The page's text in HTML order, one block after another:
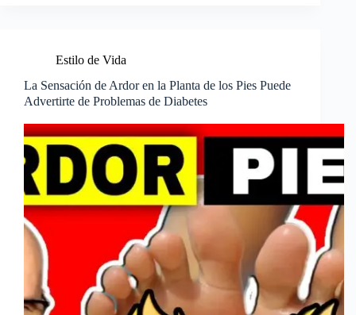
Estilo de Vida
La Sensación de Ardor en la Planta de los Pies Puede
Advertirte de Problemas de Diabetes